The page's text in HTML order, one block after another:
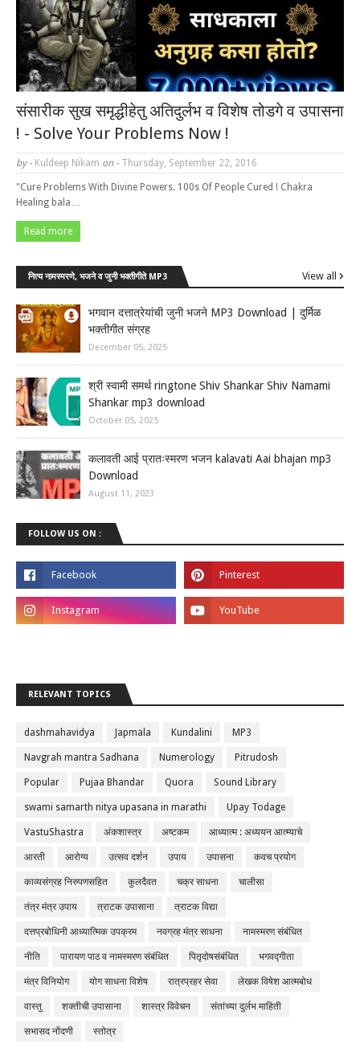
संसारीक सुख समृद्धीहेतु अतिदुर्लभ व विशेष तोडगे व उपासना
! - Solve Your Problems Now !
by - Kuldeep Nikam on - Thursday, September 22, 2016
"Cure Problems With Divine Powers. 100s Of People Cured ! Chakra
Healing bala…
Read more
नित्य नामस्मरणे, भजने व जुनी भक्तीगीते MP3 View all
भगवान दत्तात्रेयांची जुनी भजने MP3 Download | दुर्मिळ
भक्तीगीत संग्रह
December 05, 2025
श्री स्वामी समर्थ ringtone Shiv Shankar Shiv Namami
Shankar mp3 download
October 05, 2025
कलावती आई प्रातःस्मरण भजन kalavati Aai bhajan mp3
Download
August 11, 2023
FOLLOW US ON :
RELEVANT TOPICS
dashmahavidya Japmala Kundalini MP3
Navgrah mantra Sadhana Numerology Pitrudosh
Popular Pujaa Bhandar Quora Sound Library
swami samarth nitya upasana in marathi Upay Todage
VastuShastra अंकशास्त्र अष्टकम आध्यात्म : अध्ययन आत्म्याचे
आरती आरोग्य उत्सव दर्शन उपाय उपासना कवच प्रयोग
काव्यसंग्रह निरुपणसहित कुलदैवत चक्र साधना चालीसा
तंत्र मंत्र उपाय त्राटक उपासाना त्राटक विद्या
दत्तप्रबोधिनी आध्यात्मिक उपक्रम नवग्रह मंत्र साधना नामस्मरण संबंधित
नीति पारायण पाठ व नामस्मरण संबंधित पितृदोषसंबंधित भगवद्गीता
मंत्र विनियोग योग साधना विशेष रात्रप्रहर सेवा लेखक विषेश आत्मबोध
वास्तु शक्तीची उपासाना शास्त्र विवेचन संतांच्या दुर्लभ माहिती
सभासद नोंदणी स्तोत्र